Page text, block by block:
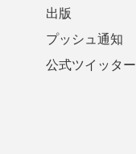
出版
プッシュ通知
公式ツイッター